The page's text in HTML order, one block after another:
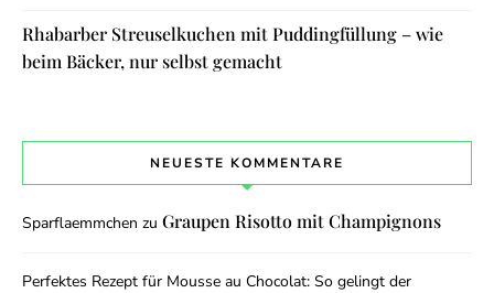
Rhabarber Streuselkuchen mit Puddingfüllung – wie
beim Bäcker, nur selbst gemacht
NEUESTE KOMMENTARE
Sparflaemmchen zu Graupen Risotto mit Champignons
Perfektes Rezept für Mousse au Chocolat: So gelingt der